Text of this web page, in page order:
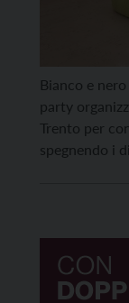
Bianco e
party
Trento per
spegnendo i
presenti, […]